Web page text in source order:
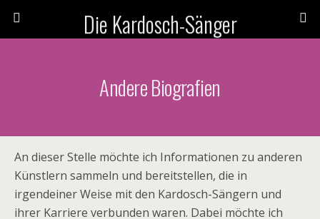
Die Kardosch-Sänger
Andere Biografien
An dieser Stelle möchte ich Informationen zu anderen
Künstlern sammeln und bereitstellen, die in
irgendeiner Weise mit den Kardosch-Sängern und
ihrer Karriere verbunden waren. Dabei möchte ich